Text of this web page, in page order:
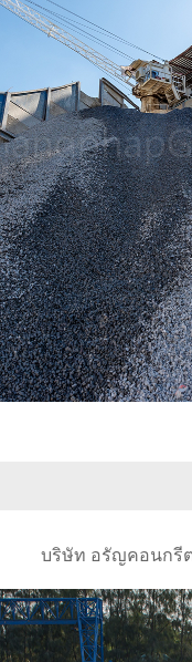
บริษัท อรัญคอนกรีต